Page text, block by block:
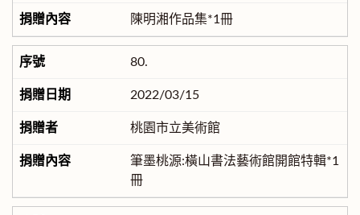
陳明湘作品集*1冊
80.
2022/03/15
桃園市立美術館
筆墨桃源:橫山書法藝術館開館特輯*1
冊